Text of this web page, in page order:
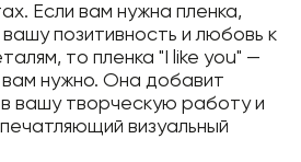
Если вам нужна пленка,
позитивность и любовь к
то пленка "I like you" —
нужно. Она добавит
вашу творческую работу и
визуальный